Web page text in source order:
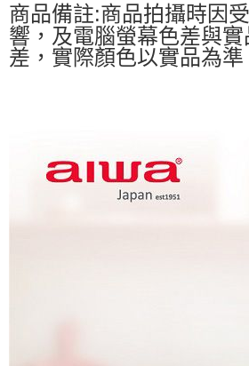
商品備註:商品拍攝時因
響，及電腦螢幕色差與
差，實際顏色以實品為準